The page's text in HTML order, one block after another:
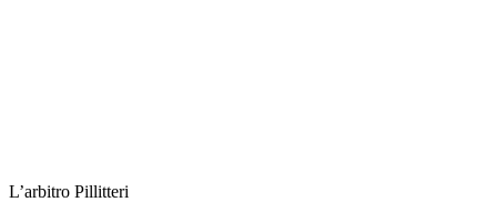
L’arbitro Pillitteri